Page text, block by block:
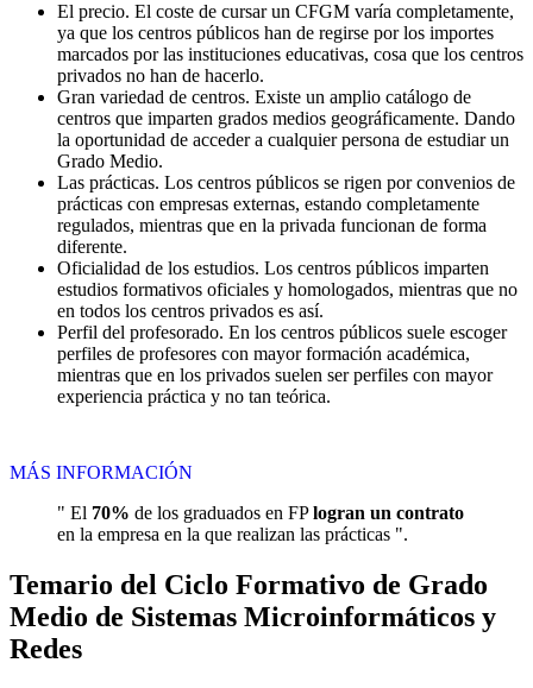
El precio. El coste de cursar un CFGM varía completamente,
ya que los centros públicos han de regirse por los importes
marcados por las instituciones educativas, cosa que los centros
privados no han de hacerlo.
Gran variedad de centros. Existe un amplio catálogo de
centros que imparten grados medios geográficamente. Dando
la oportunidad de acceder a cualquier persona de estudiar un
Grado Medio.
Las prácticas. Los centros públicos se rigen por convenios de
prácticas con empresas externas, estando completamente
regulados, mientras que en la privada funcionan de forma
diferente.
Oficialidad de los estudios. Los centros públicos imparten
estudios formativos oficiales y homologados, mientras que no
en todos los centros privados es así.
Perfil del profesorado. En los centros públicos suele escoger
perfiles de profesores con mayor formación académica,
mientras que en los privados suelen ser perfiles con mayor
experiencia práctica y no tan teórica.
MÁS INFORMACIÓN
" El 70% de los graduados en FPlogran un contrato
en la empresa en la que realizan las prácticas ".
Temario del Ciclo Formativo de Grado
Medio de Sistemas Microinformáticos y
Redes